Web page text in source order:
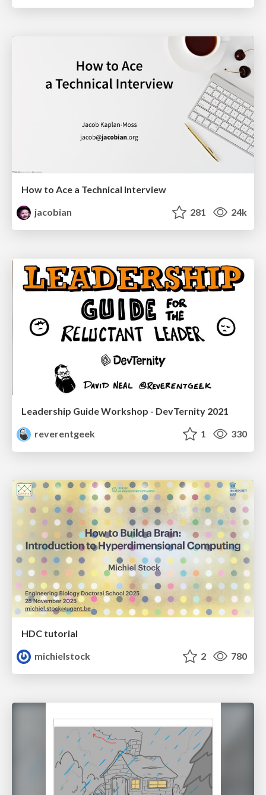
How to Ace a Technical Interview
jacobian
281 24k
Leadership Guide Workshop - DevTernity 2021
reverentgeek
1 330
HDC tutorial
michielstock
2 780